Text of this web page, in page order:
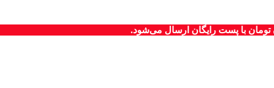
تومان با پست رایگان ارسال می‌شود.